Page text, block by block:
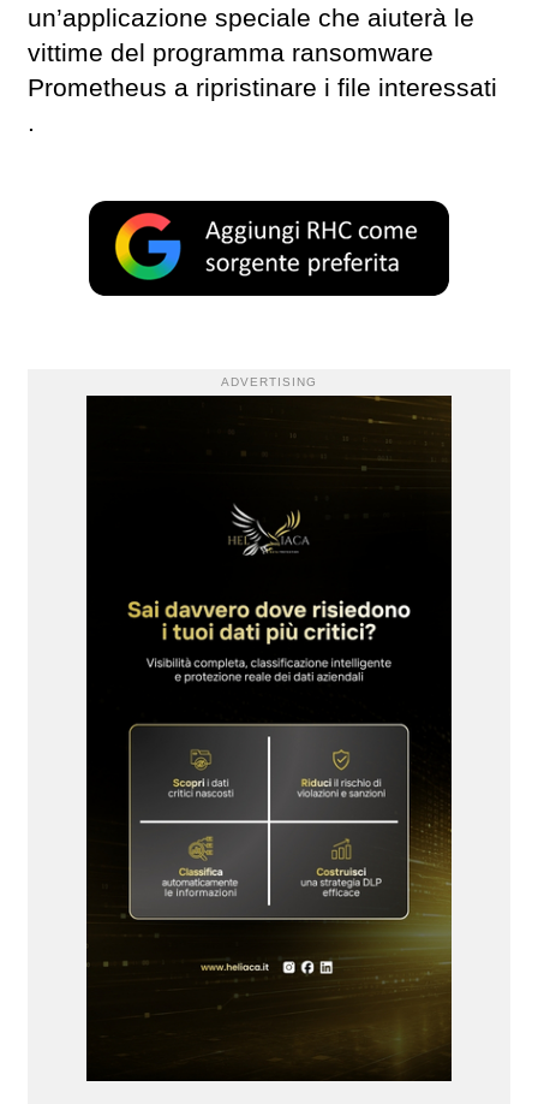
un’applicazione speciale che aiuterà le
vittime del programma ransomware
Prometheus a ripristinare i file interessati
.
ADVERTISING